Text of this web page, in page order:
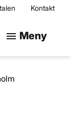
Kontakt
Sök på
menu Meny